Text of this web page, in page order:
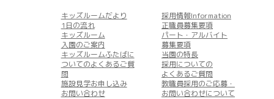
キッズルームだより
1日の流れ
キッズルーム
入園のご案内
キッズルームふたばに
ついてのよくあるご質
問
施設見学お申し込み
お問い合わせ
採用情報Information
正職員募集要項
パート・アルバイト
募集要項
当園の特長
採用についての
よくあるご質問
教職員採用のご応募・
お問い合わせについて